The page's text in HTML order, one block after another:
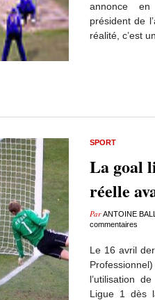
annonce en
président de
réalité, c’est
SPORT
La goal
réelle
ParANTOINE
commentaires
Le 16 avril
l’utilisation
Ligue 1 dès